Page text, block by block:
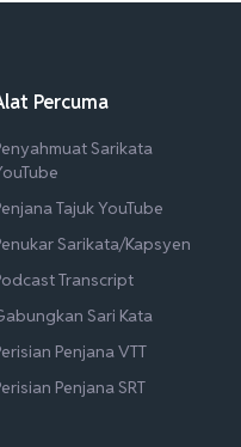
Percuma
Sarikata
Tajuk YouTube
Sarikata/Kapsyen
Transcript
Sari Kata
Penjana VTT
Penjana SRT